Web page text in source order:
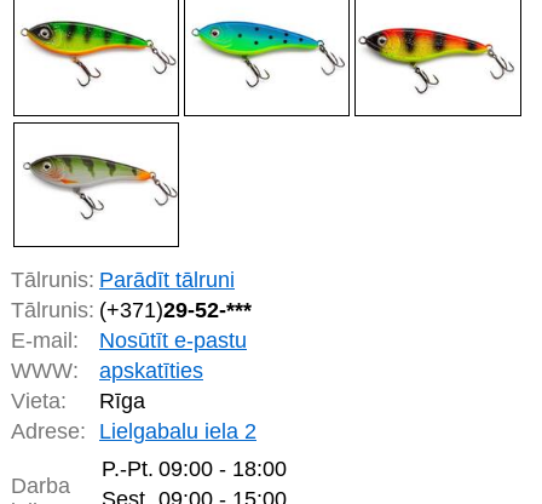
Tālrunis: Parādīt tālruni
Tālrunis: (+371)29-52-***
E-mail:
Nosūtīt e-pastu
WWW:
apskatīties
Vieta:
Rīga
Adrese:
Lielgabalu iela 2
Darba
P.-Pt. 09:00 - 18:00